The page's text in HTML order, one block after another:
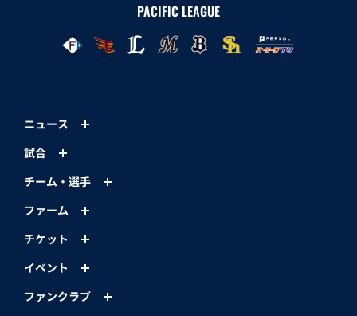
PACIFIC LEAGUE
ニュース
試合
チーム・選手
ファーム
チケット
イベント
ファンクラブ